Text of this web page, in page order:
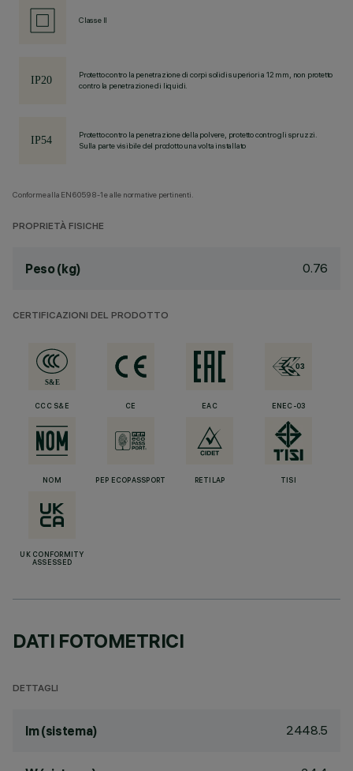
Classe II
Protetto contro la penetrazione di corpi solidi superiori a 12 mm, non protetto
contro la penetrazione di liquidi.
Protetto contro la penetrazione della polvere, protetto contro gli spruzzi.
Sulla parte visibile del prodotto una volta installato
Conforme alla EN60598-1 e alle normative pertinenti.
PROPRIETÀ FISICHE
Peso (kg) 0.76
CERTIFICAZIONI DEL PRODOTTO
CCC S&E CE EAC ENEC-03
NOM PEP ECOPASSPORT RETILAP TISI
UK CONFORMITY
ASSESSED
DATI FOTOMETRICI
DETTAGLI
lm (sistema) 2448.5